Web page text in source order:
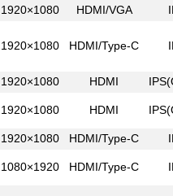
1920×1080 HDMI/VGA
1920×1080 HDMI/Type-C
1920×1080 HDMI
1920×1080 HDMI
1920×1080 HDMI/Type-C
1080×1920 HDMI/Type-C